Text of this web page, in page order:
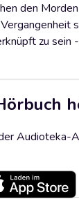
den
zu sein
Audioteka-